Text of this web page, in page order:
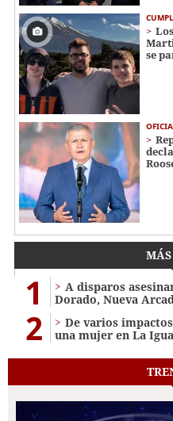
se
1
A disparos
Dorado, Nueva
2
De varios
una mujer en La